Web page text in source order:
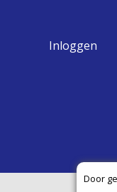
Door
Inloggen